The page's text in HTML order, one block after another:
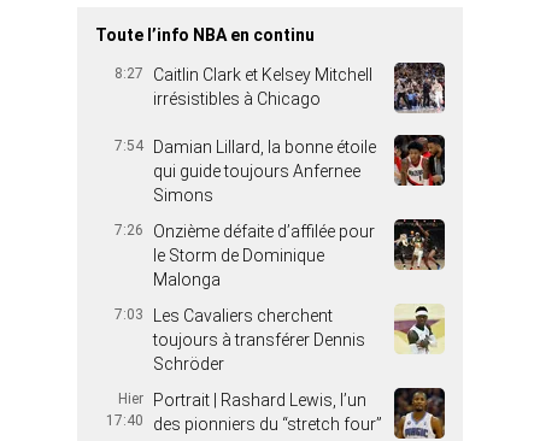
Toute l’info NBA en continu
8:27
Caitlin Clark et Kelsey Mitchell
irrésistibles à Chicago
7:54
Damian Lillard, la bonne étoile
qui guide toujours Anfernee
Simons
7:26
Onzième défaite d’affilée pour
le Storm de Dominique
Malonga
7:03
Les Cavaliers cherchent
toujours à transférer Dennis
Schröder
Hier
17:40
Portrait | Rashard Lewis, l’un
des pionniers du “stretch four”